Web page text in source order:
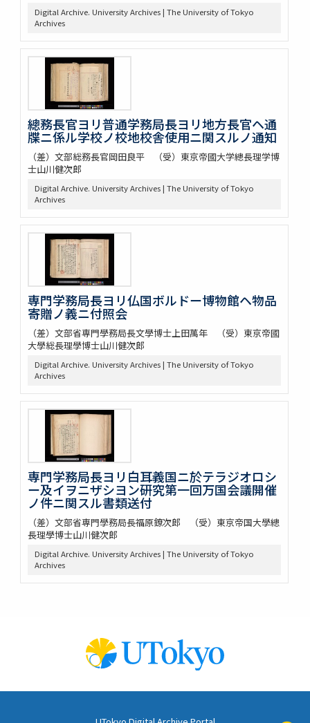
Digital Archive. University Archives | The University of Tokyo
Archives
總務長官ヨリ普通学務局長ヨリ地方長官ヘ通
牒ニ係ル学校ノ校地校舎使用ニ関スルノ通知
（差）文部総務長官岡田良平 （受）東京帝國大学總長理学博
士山川健次郎
Digital Archive. University Archives | The University of Tokyo
Archives
専門学務局長ヨリ仏国ボルドー博物館ヘ物品
寄贈ノ義ニ付照会
（差）文部省専門學務局長文學博士上田萬年 （受）東京帝國
大學総長理學博士山川健次郎
Digital Archive. University Archives | The University of Tokyo
Archives
専門学務局長ヨリ白耳義国ニ於テラジオロシ
ー及イヲニザシヨン研究第一回万国会議開催
ノ件ニ関スル書類送付
（差）文部省専門學務局長福原鐐次郎 （受）東京帝国大學總
長理學博士山川健次郎
Digital Archive. University Archives | The University of Tokyo
Archives